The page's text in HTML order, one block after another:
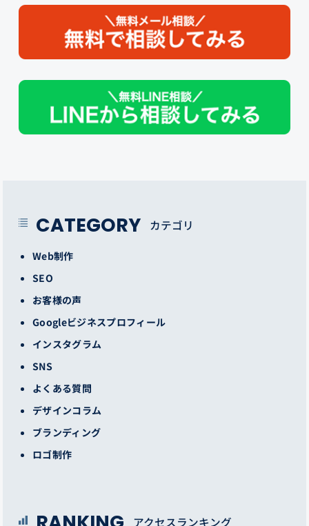
CATEGORY カテゴリ
Web制作
SEO
お客様の声
Googleビジネスプロフィール
インスタグラム
SNS
よくある質問
デザインコラム
ブランディング
ロゴ制作
アクセスランキング